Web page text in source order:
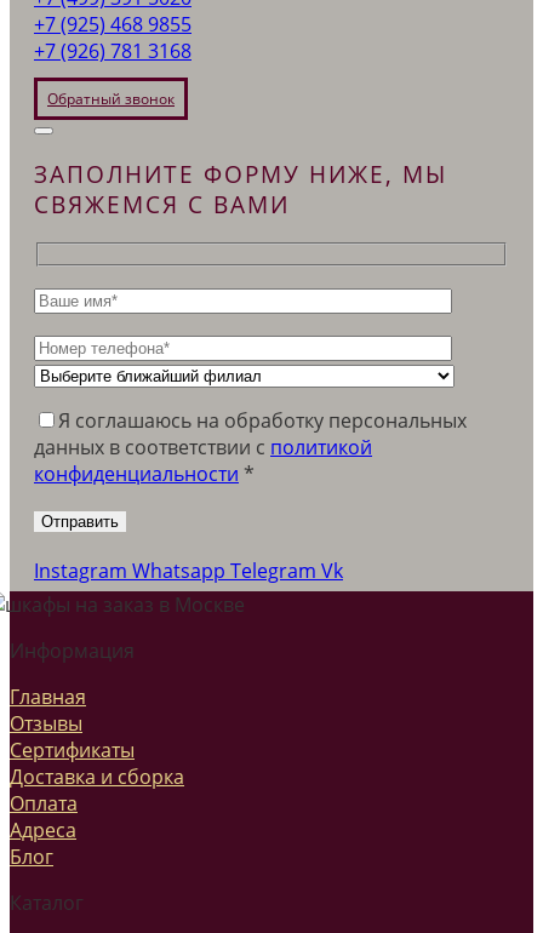
+7 (925) 468 9855
+7 (926) 781 3168
Обратный звонок
ЗАПОЛНИТЕ ФОРМУ НИЖЕ, МЫ
СВЯЖЕМСЯ С ВАМИ
Я соглашаюсь на обработку персональных
данных в соответствии c политикой
конфиденциальности *
Instagram Whatsapp Telegram Vk
Информация
Главная
Отзывы
Сертификаты
Доставка и сборка
Оплата
Адреса
Блог
Каталог